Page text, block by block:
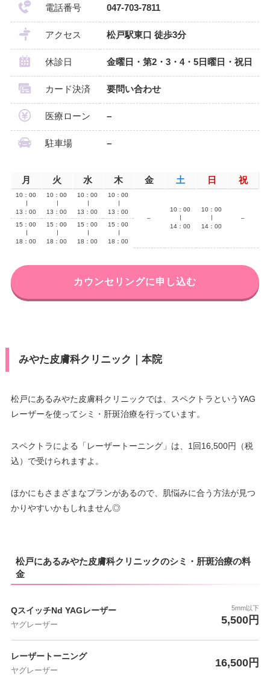
電話番号 047-703-7811
アクセス 松戸駅東口 徒歩3分
休診日 金曜日・第2・3・4・5日曜日・祝日
カード決済 要問い合わせ
医療ローン –
駐車場 –
月 火 水 木 金 土 日 祝
10：00
13：00
10：00
13：00
10：00
13：00
10：00
13：00
–
10：00
14：00
10：00
14：00
–
15：00
18：00
15：00
18：00
15：00
18：00
15：00
18：00
カウンセリングに申し込む
みやた皮膚科クリニック｜本院
松戸にあるみやた皮膚科クリニックでは、スペクトラというYAG
レーザーを使ってシミ・肝斑治療を行っています。
スペクトラによる「レーザートーニング」は、1回16,500円（税
込）で受けられますよ。
ほかにもさまざまなプランがあるので、肌悩みに合う方法が見つ
かりやすいかもしれません◎
松戸にあるみやた皮膚科クリニックのシミ・肝斑治療の料
金
QスイッチNd YAGレーザー
ヤグレーザー
5mm以下
5,500円
レーザートーニング
ヤグレーザー
16,500円